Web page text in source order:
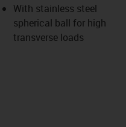
With stainless steel
spherical ball for high
transverse loads